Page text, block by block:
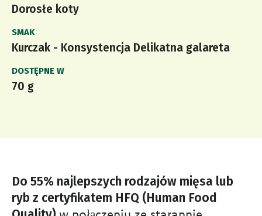
Dorosłe koty
SMAK
Kurczak - Konsystencja Delikatna galareta
DOSTĘPNE W
70 g
Do 55% najlepszych rodzajów mięsa lub
ryb z certyfikatem HFQ (Human Food